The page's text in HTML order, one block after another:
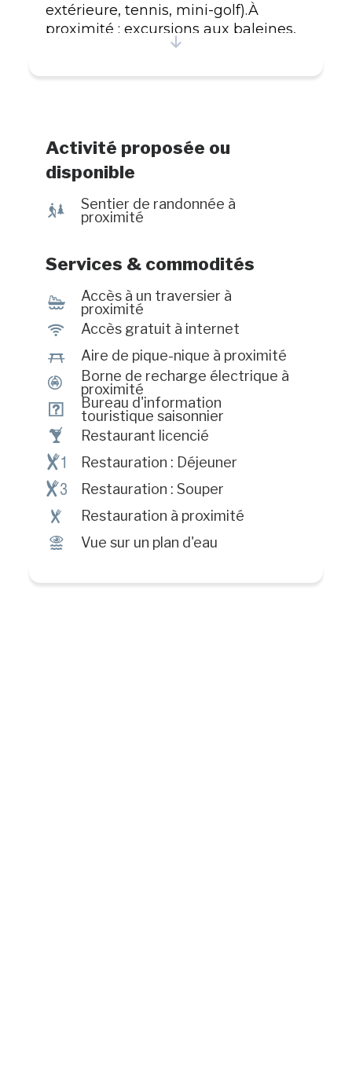
extérieure, tennis, mini-golf).À
proximité : excursions aux baleines,
sentiers pédestres, plage, golf et
Activité proposée ou
disponible
&
Sentier de randonnée à
proximité
Services & commodités
Í
Accès à un traversier à
proximité
J Accès gratuit à internet
h Aire de pique-nique à proximité
P
Borne de recharge électrique à
proximité
?
Bureau d'information
touristique saisonnier
† Restaurant licencié
¶! Restauration : Déjeuner
¶# Restauration : Souper
¶ Restauration à proximité
Ï Vue sur un plan d'eau